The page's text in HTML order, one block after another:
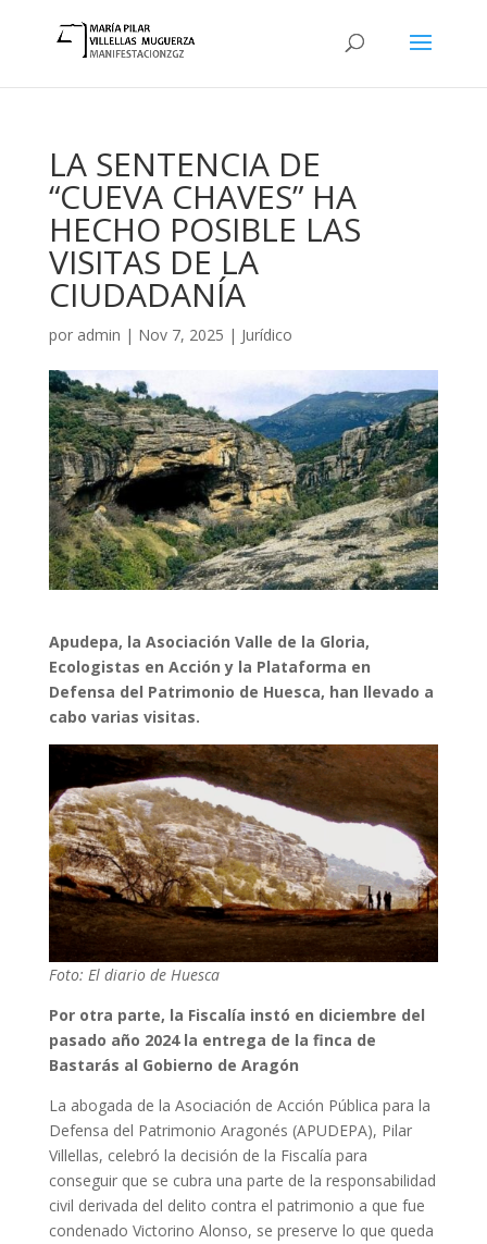
LA SENTENCIA DE
“CUEVA CHAVES” HA
HECHO POSIBLE LAS
VISITAS DE LA
CIUDADANÍA
por admin | Nov 7, 2025 | Jurídico
Apudepa, la Asociación Valle de la Gloria,
Ecologistas en Acción y la Plataforma en
Defensa del Patrimonio de Huesca, han llevado a
cabo varias visitas.
Foto: El diario de Huesca
Por otra parte, la Fiscalía instó en diciembre del
pasado año 2024 la entrega de la finca de
Bastarás al Gobierno de Aragón
La abogada de la Asociación de Acción Pública para la
Defensa del Patrimonio Aragonés (APUDEPA), Pilar
Villellas, celebró la decisión de la Fiscalía para
conseguir que se cubra una parte de la responsabilidad
civil derivada del delito contra el patrimonio a que fue
condenado Victorino Alonso, se preserve lo que queda